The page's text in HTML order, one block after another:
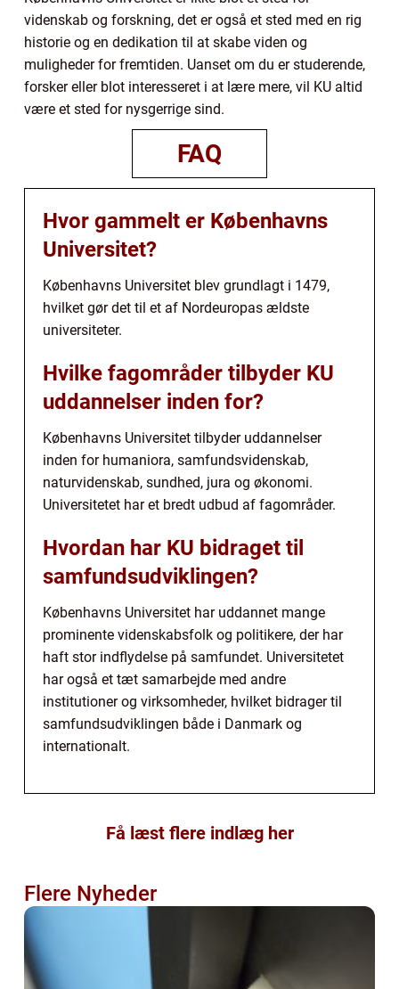
videnskab og forskning, det er også et sted med en rig
historie og en dedikation til at skabe viden og
muligheder for fremtiden. Uanset om du er studerende,
forsker eller blot interesseret i at lære mere, vil KU altid
være et sted for nysgerrige sind.
FAQ
Hvor gammelt er Københavns
Universitet?
Københavns Universitet blev grundlagt i 1479,
hvilket gør det til et af Nordeuropas ældste
universiteter.
Hvilke fagområder tilbyder KU
uddannelser inden for?
Københavns Universitet tilbyder uddannelser
inden for humaniora, samfundsvidenskab,
naturvidenskab, sundhed, jura og økonomi.
Universitetet har et bredt udbud af fagområder.
Hvordan har KU bidraget til
samfundsudviklingen?
Københavns Universitet har uddannet mange
prominente videnskabsfolk og politikere, der har
haft stor indflydelse på samfundet. Universitetet
har også et tæt samarbejde med andre
institutioner og virksomheder, hvilket bidrager til
samfundsudviklingen både i Danmark og
internationalt.
Få læst flere indlæg her
Flere Nyheder